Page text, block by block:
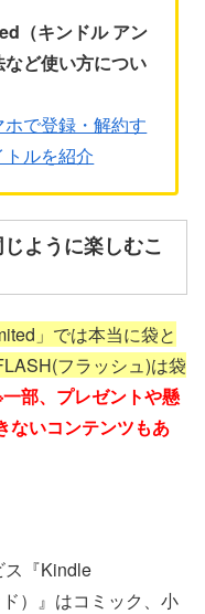
（キンドル アン
ど使い方につい
で登録・解約す
ルを紹介
ように楽しむこ
」では本当に袋と
フラッシュ)は袋
部、プレゼントや懸
ないコンテンツもあ
ス『Kindle
）』はコミック、小